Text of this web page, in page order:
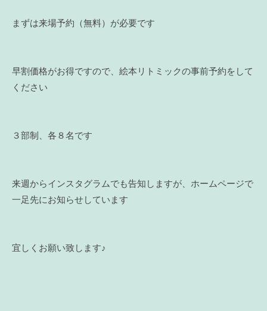
まずは来場予約（無料）が必要です
早割価格がお得ですので、絵本リトミックの事前予約をして
ください
３部制、各８名です
来週からインスタグラムでも告知しますが、ホームページで
一足先にお知らせしています
宜しくお願い致します♪